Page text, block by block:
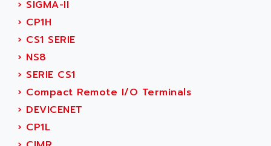
DIAX 4
cms3
CMS
AMS
R6TXB
MOVIDYN
MOVITRAC
ADDA
ADDER
ADEL SYSTEM
ADEPT
ADEPT TECHNOLOGY
ADETEC
› SIGMA-II
› CP1H
› CS1 SERIE
› NS8
› SERIE CS1
› Compact Remote I/O Terminals
› DEVICENET
› CP1L